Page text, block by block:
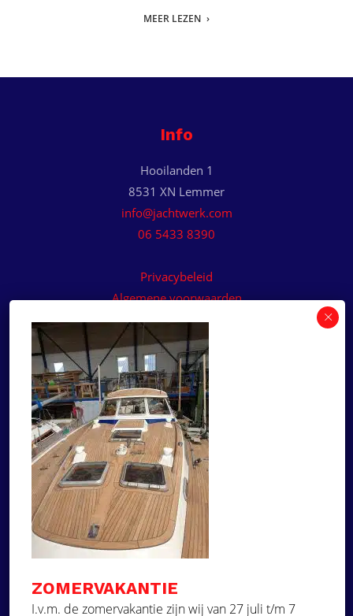
MEER LEZEN
Info
Hooilanden 1
8531 XN Lemmer
info@jachtwerk.com
06 5433 8390
Privacybeleid
Algemene voorwaarden
Algemene voorwaarden paneelservice
Offerte aanvragen
Wilt u een prijsvoorstel op maat ontvangen voor
een kunststof teakdek voor uw boot? Vraag een
vrijblijvende offerte aan!
Offerte aanvragen
Ga naar
Over ons
Projecten
ZOMERVAKANTIE
I.v.m. de zomervakantie zijn wij van 27 juli t/m 7
Deze website maakt
gebruik van cookies.
Deze website gebruikt cookies om uw
gebruikerservaring te verbeteren. Door
onze website te gebruiken, stemt u in met
alle cookies in overeenstemming met ons
STRIKT NOODZAKELIJK